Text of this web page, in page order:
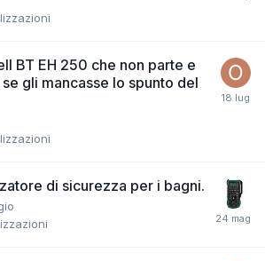
BT EH 250 che non parte e
gli mancasse lo spunto del
di sicurezza per i bagni.